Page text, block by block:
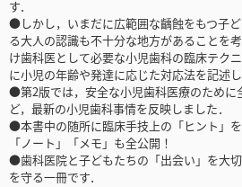
す．
●しかし，いまだに広範囲な齲蝕をもつ子
る大人の認識も不十分な地方があることを
け歯科医として必要な小児歯科の臨床テク
に小児の年齢や発達に応じた対応法を記述し
●第2版では，安全な小児歯科医療のために
ど，最新の小児歯科事情を反映しました．
●本書中の随所に臨床手技上の「ヒント」
「ノート」「メモ」も全公開！
●歯科医院と子どもたちの「出会い」を大
を守る一冊です．